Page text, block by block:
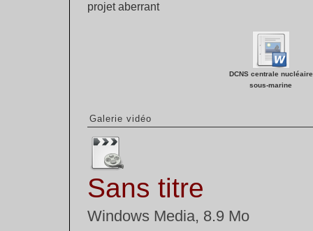
projet aberrant
DCNS centrale nucléaire
sous-marine
Galerie vidéo
Sans titre
Windows Media, 8.9 Mo